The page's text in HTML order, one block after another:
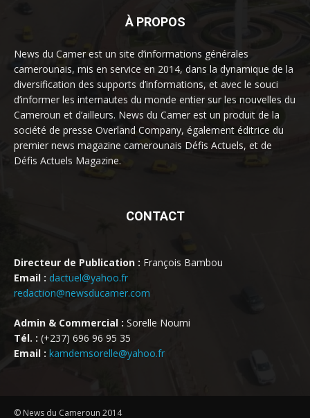
À PROPOS
News du Camer est un site d’informations générales
camerounais, mis en service en 2014, dans la dynamique de la
diversification des supports d’informations, et avec le souci
d’informer les internautes du monde entier sur les nouvelles du
Cameroun et d’ailleurs. News du Camer est un produit de la
société de presse Overland Company, également éditrice du
premier news magazine camerounais Défis Actuels, et de
Défis Actuels Magazine.
CONTACT
Directeur de Publication : François Bambou
Email : dactuel@yahoo.fr
redaction@newsducamer.com
Admin & Commercial : Sorelle Noumi
Tél. : (+237) 696 96 95 35
Email : kamdemsorelle@yahoo.fr
© News du Cameroun 2014